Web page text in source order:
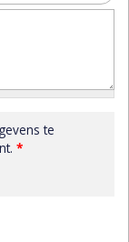
te
*